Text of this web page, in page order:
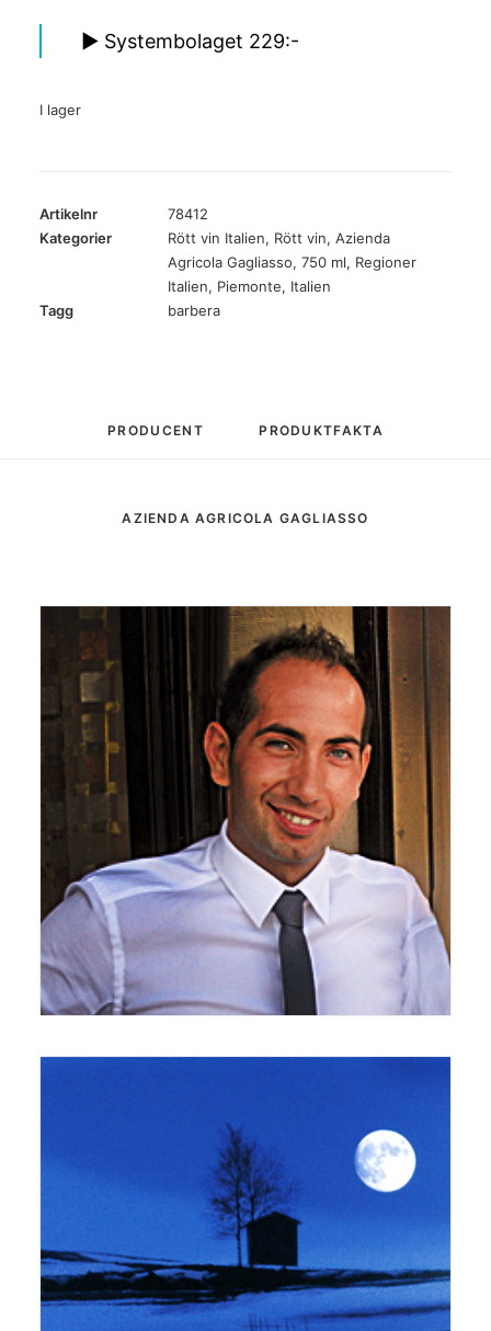
► Systembolaget 229:-
I lager
Artikelnr
78412
Kategorier
Rött vin Italien, Rött vin, Azienda
Agricola Gagliasso, 750 ml, Regioner
Italien, Piemonte, Italien
Tagg
barbera
PRODUCENT PRODUKTFAKTA
AZIENDA AGRICOLA GAGLIASSO